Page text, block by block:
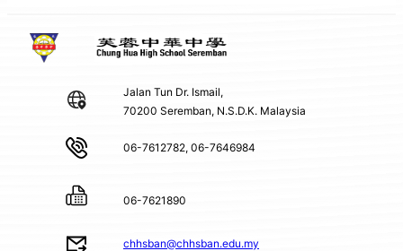
Jalan Tun Dr. Ismail,
70200 Seremban, N.S.D.K. Malaysia
06-7612782, 06-7646984
06-7621890
chhsban@chhsban.edu.my